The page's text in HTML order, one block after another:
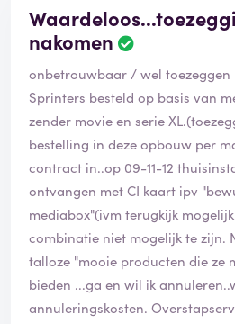
bellen en nog steeds problemen!
Hopelijk wordt er een uitzending
om mensen te waarschuwen
heeft!, het wordt tijd dat
gewaarschuwd worden, kijk
hoeveel negatieve revieuws er
Wees gewaarschuwd!!!
nakomen
onbetrouwbaar / wel toezeggen
Sprinters besteld op basis van
zender movie en serie
bestelling in deze opbouw per
contract in..op 09-11-12
ontvangen met CI kaart ipv
mediabox"(ivm terugkijk
combinatie niet mogelijk te zijn.
talloze "mooie producten die ze
bieden ...ga en wil ik
annuleringskosten.